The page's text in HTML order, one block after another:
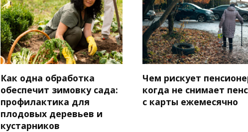
Как одна обработка
обеспечит зимовку сада:
профилактика для
плодовых деревьев и
кустарников
Чем рискует
когда не снимает
с карты ежемесячно